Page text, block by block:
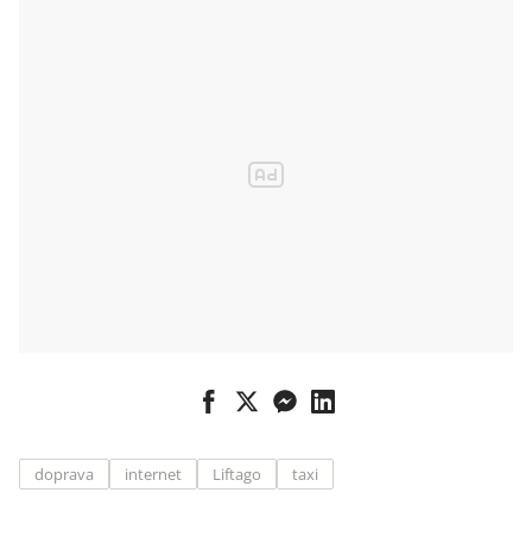
doprava internet Liftago taxi